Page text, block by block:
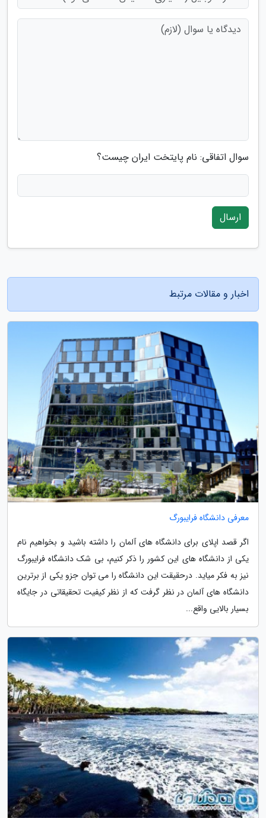
سوال اتفاقی: نام پایتخت ایران چیست؟
ارسال
اخبار و مقالات مرتبط
معرفی دانشگاه فرایبورگ
اگر قصد اپلای برای دانشگاه های آلمان را داشته باشید و بخواهیم نام
یکی از دانشگاه های این کشور را ذکر کنیم، بی شک دانشگاه فرایبورگ
نیز به فکر میاید. درحقیقت این دانشگاه را می توان جزو یکی از برترین
دانشگاه های آلمان در نظر گرفت که از نظر کیفیت تحقیقاتی در جایگاه
بسیار بالایی واقع...